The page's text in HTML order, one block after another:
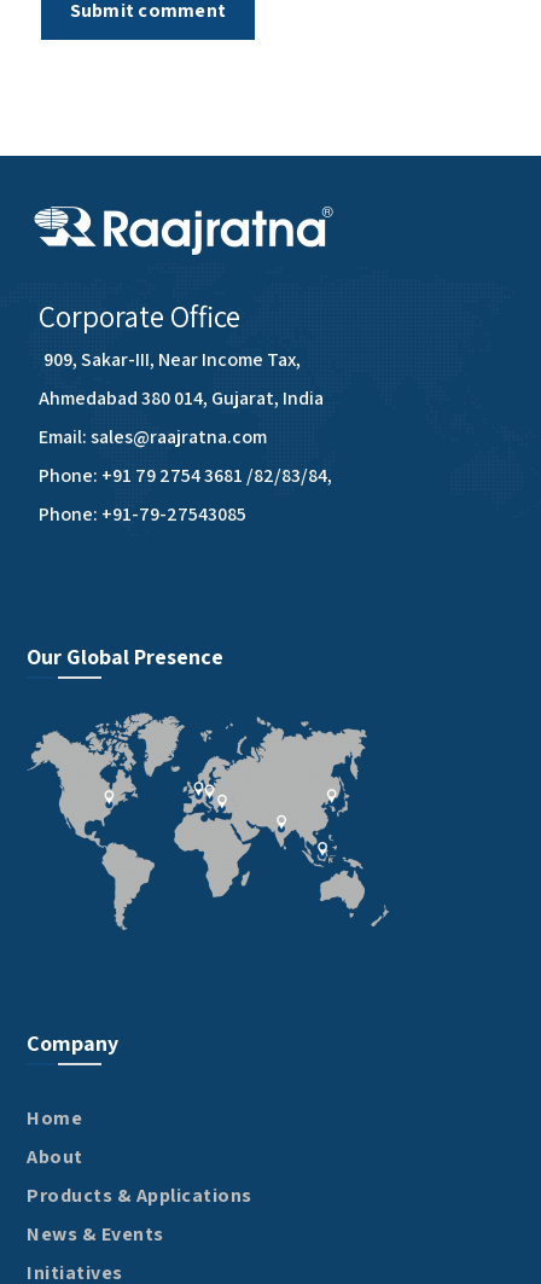
Corporate Office
909, Sakar-III, Near Income Tax,
Ahmedabad 380 014, Gujarat, India
Email: sales@raajratna.com
Phone: +91 79 2754 3681 /82/83/84,
Phone: +91-79-27543085
Our Global Presence
Company
Home
About
Products & Applications
News & Events
Initiatives